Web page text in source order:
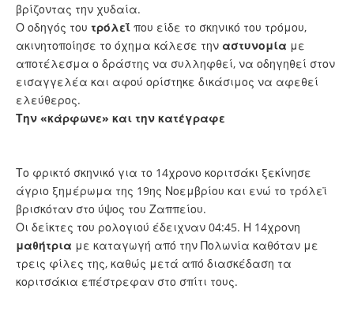
βρίζοντας την χυδαία.
Ο οδηγός του τρόλεΐ που είδε το σκηνικό του τρόμου,
ακινητοποίησε το όχημα κάλεσε την αστυνομία με
αποτέλεσμα ο δράστης να συλληφθεί, να οδηγηθεί στον
εισαγγελέα και αφού ορίστηκε δικάσιμος να αφεθεί
ελεύθερος.
Την «κάρφωνε» και την κατέγραφε
Το φρικτό σκηνικό για το 14χρονο κοριτσάκι ξεκίνησε
άγριο ξημέρωμα της 19ης Νοεμβρίου και ενώ το τρόλεϊ
βρισκόταν στο ύψος του Ζαππείου.
Οι δείκτες του ρολογιού έδειχναν 04:45. Η 14χρονη
μαθήτρια με καταγωγή από την Πολωνία καθόταν με
τρεις φίλες της, καθώς μετά από διασκέδαση τα
κοριτσάκια επέστρεφαν στο σπίτι τους.